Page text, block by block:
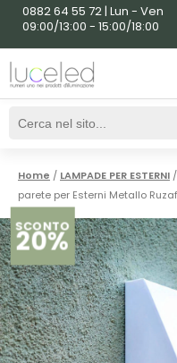
0882 64 55 72 | Lun - Ven
09:00/13:00 - 15:00/18:00
Home / LAMPADE PER ESTERNI /
parete per Esterni Metallo
SCONTO
20%